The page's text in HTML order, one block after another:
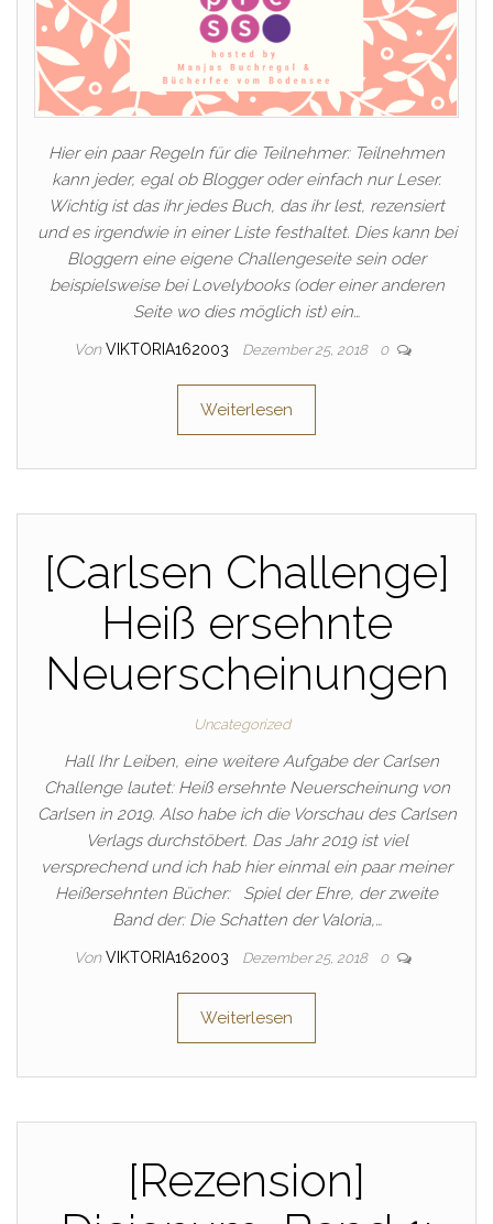
Hier ein paar Regeln für die Teilnehmer: Teilnehmen
kann jeder, egal ob Blogger oder einfach nur Leser.
Wichtig ist das ihr jedes Buch, das ihr lest, rezensiert
und es irgendwie in einer Liste festhaltet. Dies kann bei
Bloggern eine eigene Challengeseite sein oder
beispielsweise bei Lovelybooks (oder einer anderen
Seite wo dies möglich ist) ein…
Von VIKTORIA162003 Dezember 25, 2018 0
Weiterlesen
[Carlsen Challenge]
Heiß ersehnte
Neuerscheinungen
Uncategorized
Hall Ihr Leiben, eine weitere Aufgabe der Carlsen
Challenge lautet: Heiß ersehnte Neuerscheinung von
Carlsen in 2019. Also habe ich die Vorschau des Carlsen
Verlags durchstöbert. Das Jahr 2019 ist viel
versprechend und ich hab hier einmal ein paar meiner
Heißersehnten Bücher: Spiel der Ehre, der zweite
Band der: Die Schatten der Valoria,…
Von VIKTORIA162003 Dezember 25, 2018 0
Weiterlesen
[Rezension]